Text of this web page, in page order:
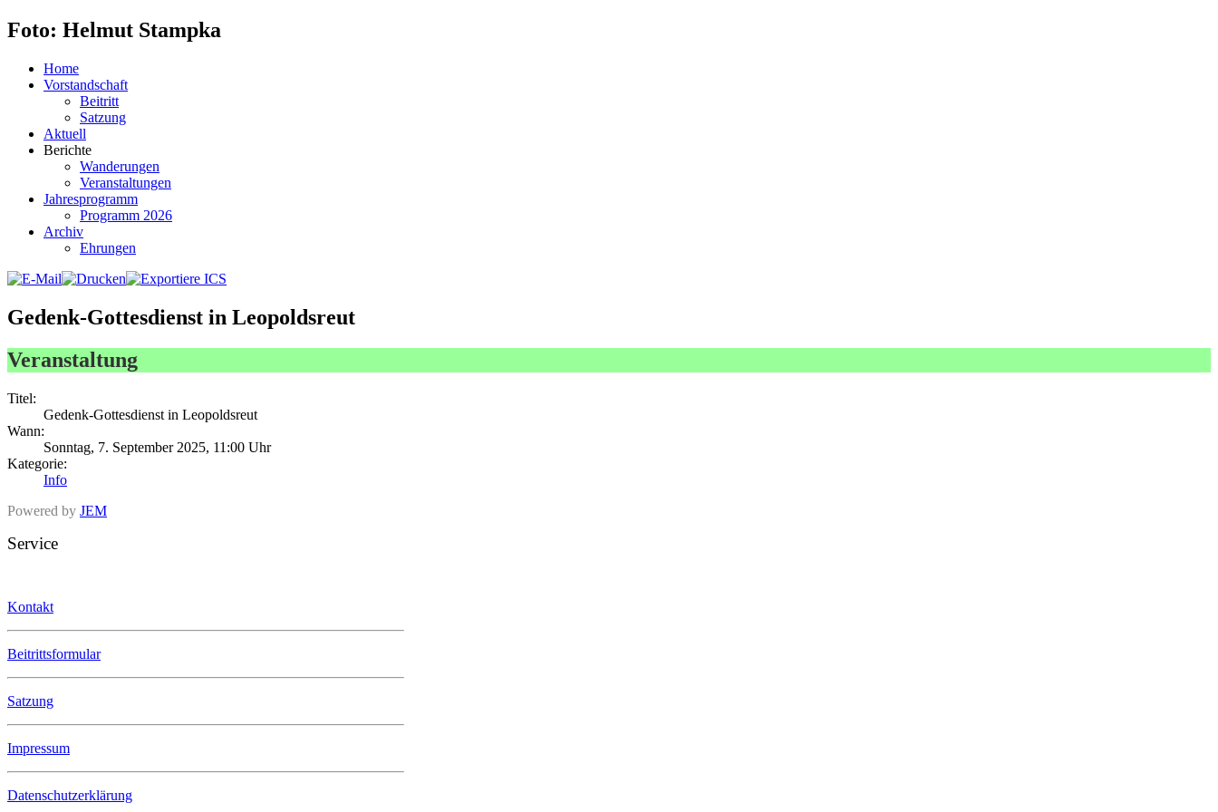
Foto: Helmut Stampka
Home
Vorstandschaft
Beitritt
Satzung
Aktuell
Berichte
Wanderungen
Veranstaltungen
Jahresprogramm
Programm 2026
Archiv
Ehrungen
Gedenk-Gottesdienst in Leopoldsreut
Veranstaltung
Titel:
Gedenk-Gottesdienst in Leopoldsreut
Wann:
Sonntag, 7. September 2025, 11:00 Uhr
Kategorie:
Info
Powered by JEM
Service
Kontakt
Beitrittsformular
Satzung
Impressum
Datenschutzerklärung